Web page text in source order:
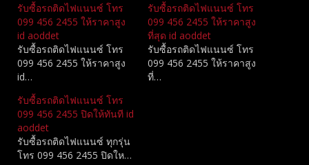
รับซื้อรถติดไฟแนนซ์ โทร
099 456 2455 ให้ราคาสูง
id aoddet
รับซื้อรถติดไฟแนนซ์ โทร
099 456 2455 ให้ราคาสูง
id…
รับซื้อรถติดไฟแนนซ์ โทร
099 456 2455 ให้ราคาสูง
ที่สุด id aoddet
รับซื้อรถติดไฟแนนซ์ โทร
099 456 2455 ให้ราคาสูง
ที่…
รับซื้อรถติดไฟแนนซ์ โทร
099 456 2455 ปิดให้ทันที id
aoddet
รับซื้อรถติดไฟแนนซ์ ทุกรุ่น
โทร 099 456 2455 ปิดให…